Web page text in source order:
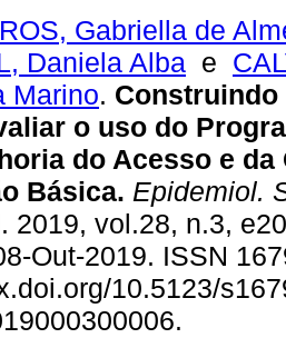
Gabriella de
Daniela Alba e
Marino. Construindo
o uso do
do Acesso e da
Básica. Epidemiol.
2019, vol.28, n.3,
Out-2019. ISSN
10.5123/